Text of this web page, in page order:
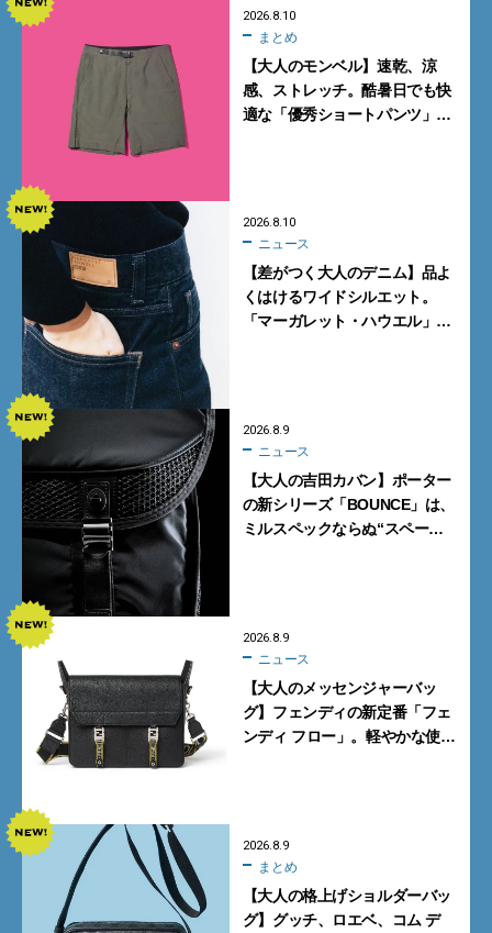
2026.8.10
まとめ
【大人のモンベル】速乾、涼
感、ストレッチ。酷暑日でも快
適な「優秀ショートパンツ」5
2026.8.10
ニュース
【差がつく大人のデニム】品よ
くはけるワイドシルエット。
「マーガレット・ハウエル」と
2026.8.9
ニュース
【大人の吉田カバン】ポーター
の新シリーズ「BOUNCE」は、
ミルスペックならぬ“スペース
2026.8.9
ニュース
【大人のメッセンジャーバッ
グ】フェンディの新定番「フェ
ンディ フロー」。軽やかな使い
2026.8.9
まとめ
【大人の格上げショルダーバッ
グ】グッチ、ロエベ、コム デ